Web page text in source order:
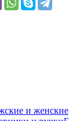
и женские